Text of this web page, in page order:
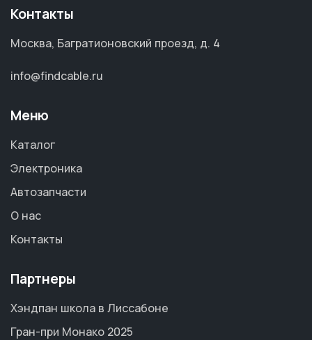
Контакты
Москва, Багратионовский проезд, д. 4
info@findcable.ru
Меню
Каталог
Электроника
Автозапчасти
О нас
Контакты
Партнеры
Хэндпан школа в Лиссабоне
Гран-при Монако 2025